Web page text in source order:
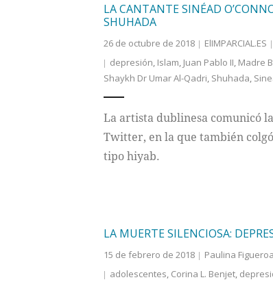
LA CANTANTE SINÉAD
SHUHADA
26 de octubre de 2018 ElIMPARCIAL.ES
depresión Islam Juan Pablo II Madre
Shaykh Dr Umar Al-Qadri Shuhada
La artista dublinesa comunicó
Twitter, en la que también
tipo hiyab.
LA MUERTE SILENCIOSA:
15 de febrero de 2018 Paulina Figueroa
adolescentes Corina L. Benjet,